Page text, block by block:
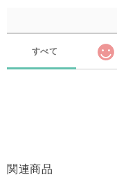
すべて
関連商品